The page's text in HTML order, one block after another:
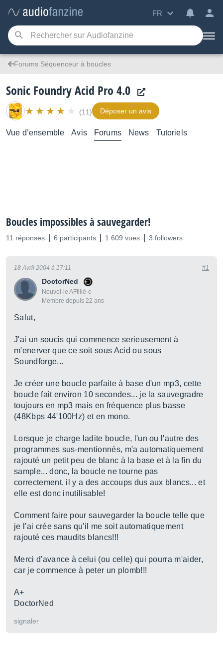
FR
Forums Séquenceur à boucles
Sonic Foundry Acid Pro 4.0
(11) Déposer un avis
Vue d’ensemble Avis Forums News Tutoriels
Boucles impossibles à sauvegarder!
11 réponses 6 participants 1 609 vues 3 followers
DoctorNed
Nouvel·le AFfilié·e
Membre depuis 22 ans
18 Avril 2004 à 17:11 #1
Salut,
J'ai un soucis qui commence serieusement à
m'enerver que ce soit sous Acid ou sous
Soundforge...
Je créer une boucle parfaite à base d'un mp3, cette
boucle fait environ 10 secondes... je la sauvegradre
toujours en mp3 mais en fréquence plus basse
(48Kbps 44'100Hz) et en mono.
Lorsque je charge ladite boucle, l'un ou l'autre des
programmes sus-mentionnés, m'a automatiquement
rajouté un petit peu de blanc à la base et à la fin du
sample... donc, la boucle ne tourne pas
correctement, il y a des accoups dus aux blancs... et
elle est donc inutilisable!
Comment faire pour sauvegarder la boucle telle que
je l'ai crée sans qu'il me soit automatiquement
rajouté ces maudits blancs!!!
Merci d'avance à celui (ou celle) qui pourra m'aider,
car je commence à peter un plomb!!!
A+
DoctorNed
signaler